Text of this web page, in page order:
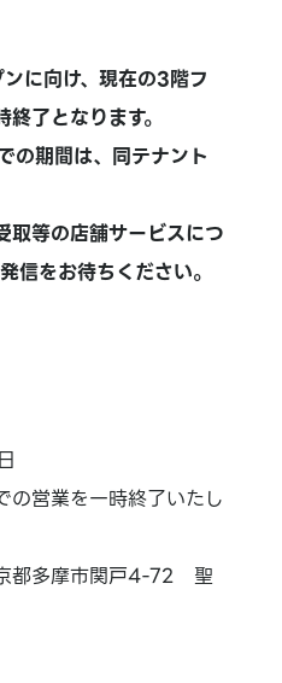
に向け、現在の3階フ
了となります。
の期間は、同テナント
取等の店舗サービスにつ
信をお待ちください。
営業を一時終了いたし
多摩市関戸4-72 聖